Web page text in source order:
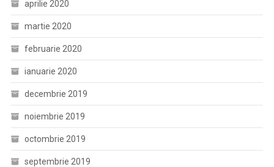
aprilie 2020
martie 2020
februarie 2020
ianuarie 2020
decembrie 2019
noiembrie 2019
octombrie 2019
septembrie 2019